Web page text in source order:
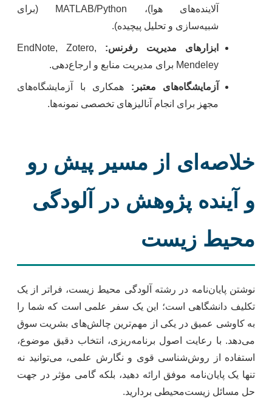
آلاینده‌های هوا)، MATLAB/Python (برای
شبیه‌سازی و تحلیل پیچیده).
ابزارهای مدیریت رفرنس:
EndNote, Zotero,
Mendeley برای مدیریت منابع و ارجاع‌دهی.
آزمایشگاه‌های معتبر: همکاری با آزمایشگاه‌های
مجهز برای انجام آنالیزهای تخصصی نمونه‌ها.
خلاصه‌ای از مسیر پیش رو
و آینده پژوهش در آلودگی
محیط زیست
نوشتن پایان‌نامه در رشته آلودگی محیط زیست، فراتر از یک
تکلیف دانشگاهی است؛ این یک سفر علمی است که شما را
به کاوشی عمیق در یکی از مهم‌ترین چالش‌های بشریت سوق
می‌دهد. با رعایت اصول برنامه‌ریزی، انتخاب دقیق موضوع،
استفاده از روش‌شناسی قوی و نگارش علمی، می‌توانید نه
تنها یک پایان‌نامه موفق ارائه دهید، بلکه گامی مؤثر در جهت
حل مسائل زیست‌محیطی بردارید.